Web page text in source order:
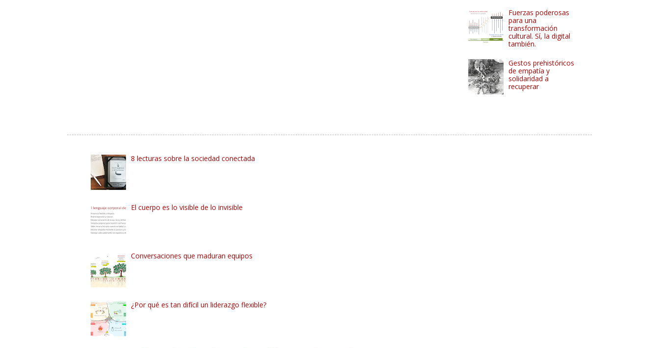
Fuerzas poderosas
para una
transformación
cultural. Sí, la digital
también.
Gestos prehistóricos
de empatía y
solidaridad a
recuperar
8 lecturas sobre la sociedad conectada
El cuerpo es lo visible de lo invisible
Conversaciones que maduran equipos
¿Por qué es tan difícil un liderazgo flexible?